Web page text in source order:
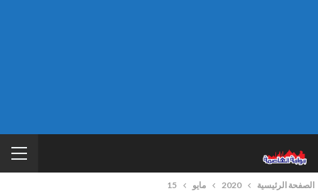
الصفحة الرئيسية 2020 مايو 15